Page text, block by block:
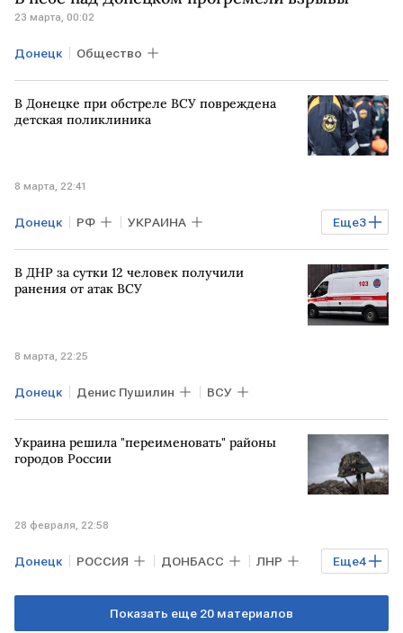
23 марта, 00:02
Донецк Общество
В Донецке при обстреле ВСУ повреждена
детская поликлиника
8 марта, 22:41
Еще3
Донецк РФ УКРАИНА
Денис Пушилин ВСУ СК РФ
В ДНР за сутки 12 человек получили
ранения от атак ВСУ
8 марта, 22:25
Донецк Денис Пушилин ВСУ
Украина решила "переименовать" районы
городов России
28 февраля, 22:58
Еще4
Донецк РОССИЯ ДОНБАСС ЛНР
Владимир Зеленский Дмитрий Песков
Показать еще 20 материалов